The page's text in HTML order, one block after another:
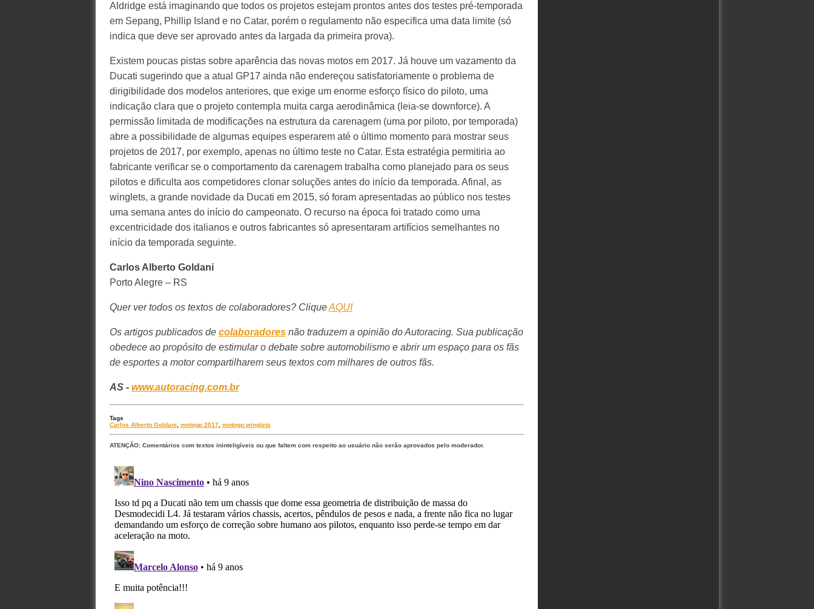
Aldridge está imaginando que todos os projetos estejam prontos antes dos testes pré-temporada
em Sepang, Phillip Island e no Catar, porém o regulamento não especifica uma data limite (só
indica que deve ser aprovado antes da largada da primeira prova).
Existem poucas pistas sobre aparência das novas motos em 2017. Já houve um vazamento da
Ducati sugerindo que a atual GP17 ainda não endereçou satisfatoriamente o problema de
dirigibilidade dos modelos anteriores, que exige um enorme esforço físico do piloto, uma
indicação clara que o projeto contempla muita carga aerodinâmica (leia-se downforce). A
permissão limitada de modificações na estrutura da carenagem (uma por piloto, por temporada)
abre a possibilidade de algumas equipes esperarem até o último momento para mostrar seus
projetos de 2017, por exemplo, apenas no último teste no Catar. Esta estratégia permitiria ao
fabricante verificar se o comportamento da carenagem trabalha como planejado para os seus
pilotos e dificulta aos competidores clonar soluções antes do início da temporada. Afinal, as
winglets, a grande novidade da Ducati em 2015, só foram apresentadas ao público nos testes
uma semana antes do início do campeonato. O recurso na época foi tratado como uma
excentricidade dos italianos e outros fabricantes só apresentaram artifícios semelhantes no
início da temporada seguinte.
Carlos Alberto Goldani
Porto Alegre – RS
Quer ver todos os textos de colaboradores? CliqueAQUI
Os artigos publicados de colaboradoresnão traduzem a opinião do Autoracing. Sua publicação
obedece ao propósito de estimular o debate sobre automobilismo e abrir um espaço para os fãs
de esportes a motor compartilharem seus textos com milhares de outros fãs.
AS - www.autoracing.com.br
Tags
Carlos Alberto Goldani
motogp 2017, motogp winglets
ATENÇÃO: Comentários com textos ininteligíveis ou que faltem com respeito ao usuário não serão aprovados pelo moderador.